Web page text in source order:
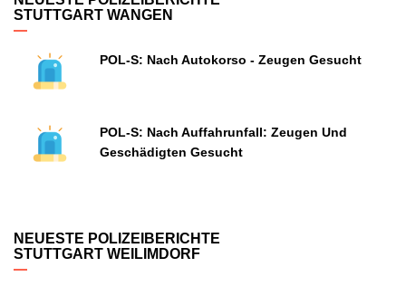
STUTTGART WANGEN
POL-S: Nach Autokorso - Zeugen Gesucht
POL-S: Nach Auffahrunfall: Zeugen Und
Geschädigten Gesucht
NEUESTE POLIZEIBERICHTE
STUTTGART WEILIMDORF